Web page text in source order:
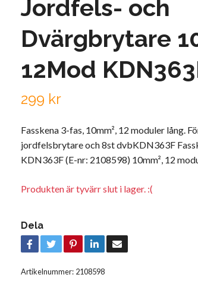
Jordfels- och
Dvärgbrytare
12Mod
299 kr
Fasskena 3-fas, 10mm², 12 moduler lång.
jordfelsbrytare och 8st dvbKDN363F
KDN363F (E-nr: 2108598) 10mm², 12
Produkten är tyvärr slut i lager. :(
Dela
Artikelnummer: 2108598